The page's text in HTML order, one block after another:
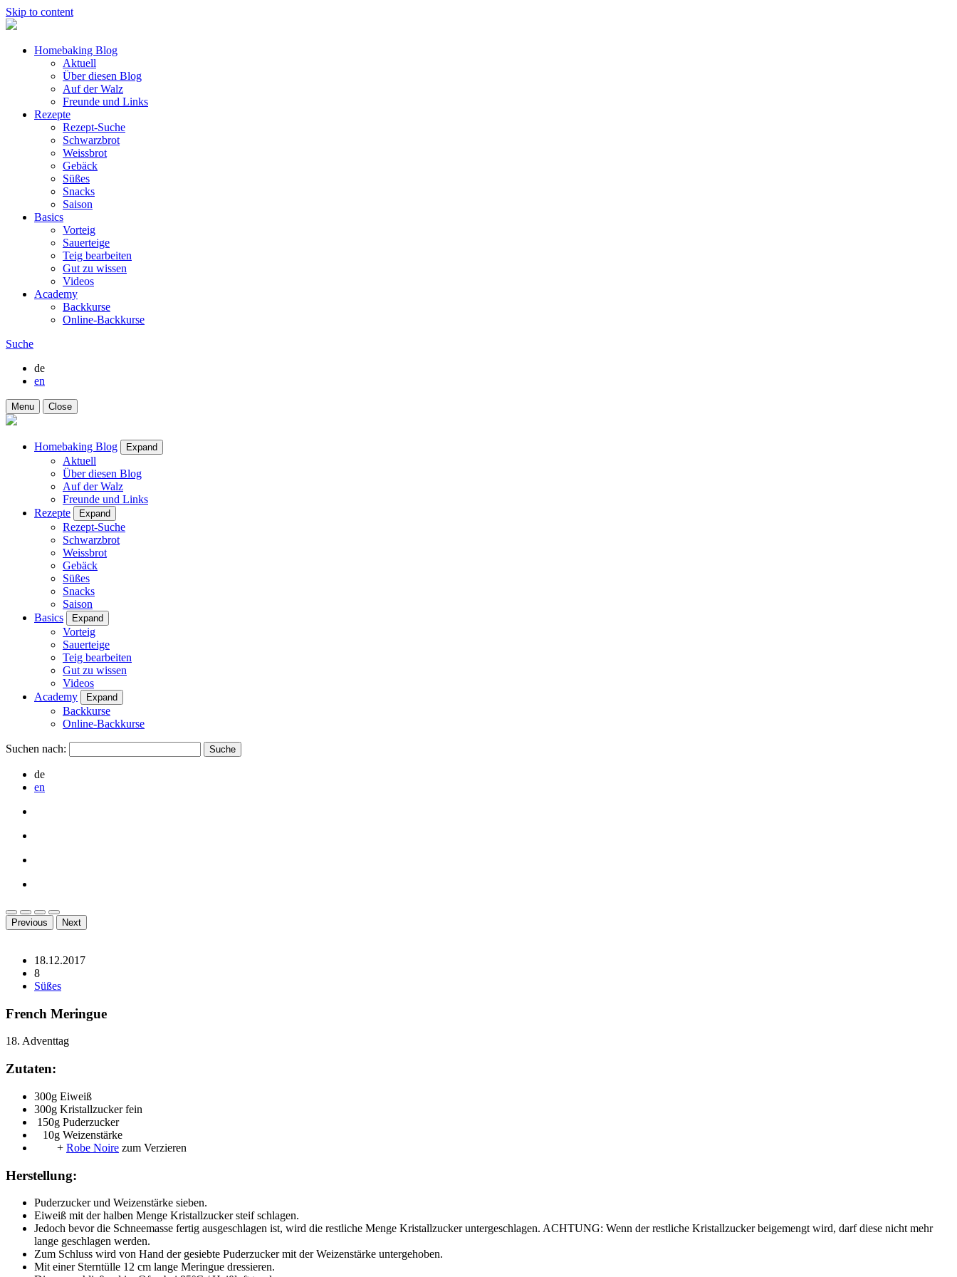
Skip to content
Homebaking Blog
Aktuell
Über diesen Blog
Auf der Walz
Freunde und Links
Rezepte
Rezept-Suche
Schwarzbrot
Weissbrot
Gebäck
Süßes
Snacks
Saison
Basics
Vorteig
Sauerteige
Teig bearbeiten
Gut zu wissen
Videos
Academy
Backkurse
Online-Backkurse
Suche
de
en
Menu Close
Homebaking Blog Expand
Aktuell
Über diesen Blog
Auf der Walz
Freunde und Links
Rezepte
Expand
Rezept-Suche
Schwarzbrot
Weissbrot
Gebäck
Süßes
Snacks
Saison
Basics
Expand
Vorteig
Sauerteige
Teig bearbeiten
Gut zu wissen
Videos
Academy
Expand
Backkurse
Online-Backkurse
Suchen nach:
de
en
Previous Next
18.12.2017
8
Süßes
French Meringue
18. Adventtag
Zutaten:
300g Eiweiß
300g Kristallzucker fein
150g Puderzucker
10g Weizenstärke
+ Robe Noire zum Verzieren
Herstellung:
Puderzucker und Weizenstärke sieben.
Eiweiß mit der halben Menge Kristallzucker steif schlagen.
Jedoch bevor die Schneemasse fertig ausgeschlagen ist, wird die restliche Menge Kristallzucker untergeschlagen. ACHTUNG: Wenn der restliche Kristallzucker beigemengt wird, darf diese nicht mehr
lange geschlagen werden.
Zum Schluss wird von Hand der gesiebte Puderzucker mit der Weizenstärke untergehoben.
Mit einer Sterntülle 12 cm lange Meringue dressieren.